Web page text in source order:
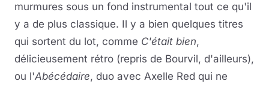
murmures sous un fond instrumental tout ce qu'il
y a de plus classique. Il y a bien quelques titres
qui sortent du lot, comme C'était bien,
délicieusement rétro (repris de Bourvil, d'ailleurs),
ou l'Abécédaire, duo avec Axelle Red qui ne